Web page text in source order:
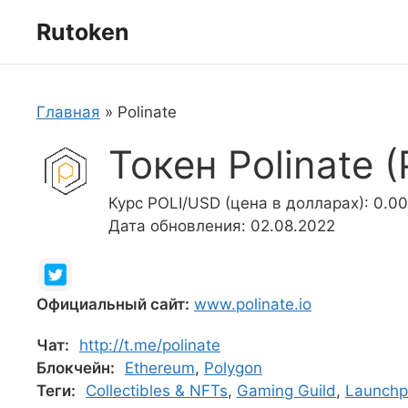
Rutoken
Главная » Polinate
Токен Polinate
Курс POLI/USD (цена в долларах):
Дата обновления: 02.08.2022
Официальный сайт: www.polinate.io
Чат:
http://t.me/polinate
Блокчейн:
Ethereum, Polygon
Теги:
Collectibles & NFTs, Gaming Guild,